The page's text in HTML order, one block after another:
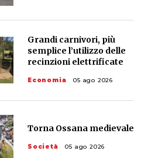
Grandi carnivori, più
semplice l’utilizzo delle
recinzioni elettrificate
Economia 05 ago 2026
Torna Ossana medievale
Società 05 ago 2026